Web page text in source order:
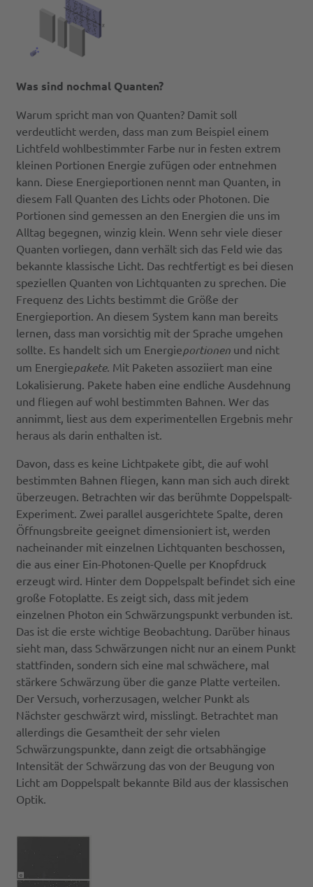
Was sind nochmal Quanten?
Warum spricht man von Quanten? Damit soll
verdeutlicht werden, dass man zum Beispiel einem
Lichtfeld wohlbestimmter Farbe nur in festen extrem
kleinen Portionen Energie zufügen oder entnehmen
kann. Diese Energieportionen nennt man Quanten, in
diesem Fall Quanten des Lichts oder Photonen. Die
Portionen sind gemessen an den Energien die uns im
Alltag begegnen, winzig klein. Wenn sehr viele dieser
Quanten vorliegen, dann verhält sich das Feld wie das
bekannte klassische Licht. Das rechtfertigt es bei diesen
speziellen Quanten von Lichtquanten zu sprechen. Die
Frequenz des Lichts bestimmt die Größe der
Energieportion. An diesem System kann man bereits
lernen, dass man vorsichtig mit der Sprache umgehen
sollte. Es handelt sich um Energieportionen und nicht
um Energiepakete. Mit Paketen assoziiert man eine
Lokalisierung. Pakete haben eine endliche Ausdehnung
und fliegen auf wohl bestimmten Bahnen. Wer das
annimmt, liest aus dem experimentellen Ergebnis mehr
heraus als darin enthalten ist.
Davon, dass es keine Lichtpakete gibt, die auf wohl
bestimmten Bahnen fliegen, kann man sich auch direkt
überzeugen. Betrachten wir das berühmte Doppelspalt-
Experiment. Zwei parallel ausgerichtete Spalte, deren
Öffnungsbreite geeignet dimensioniert ist, werden
nacheinander mit einzelnen Lichtquanten beschossen,
die aus einer Ein-Photonen-Quelle per Knopfdruck
erzeugt wird. Hinter dem Doppelspalt befindet sich eine
große Fotoplatte. Es zeigt sich, dass mit jedem
einzelnen Photon ein Schwärzungspunkt verbunden ist.
Das ist die erste wichtige Beobachtung. Darüber hinaus
sieht man, dass Schwärzungen nicht nur an einem Punkt
stattfinden, sondern sich eine mal schwächere, mal
stärkere Schwärzung über die ganze Platte verteilen.
Der Versuch, vorherzusagen, welcher Punkt als
Nächster geschwärzt wird, misslingt. Betrachtet man
allerdings die Gesamtheit der sehr vielen
Schwärzungspunkte, dann zeigt die ortsabhängige
Intensität der Schwärzung das von der Beugung von
Licht am Doppelspalt bekannte Bild aus der klassischen
Optik.